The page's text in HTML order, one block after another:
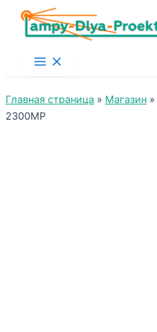
Main
Menu
Главная страница » Магазин »
2300MP